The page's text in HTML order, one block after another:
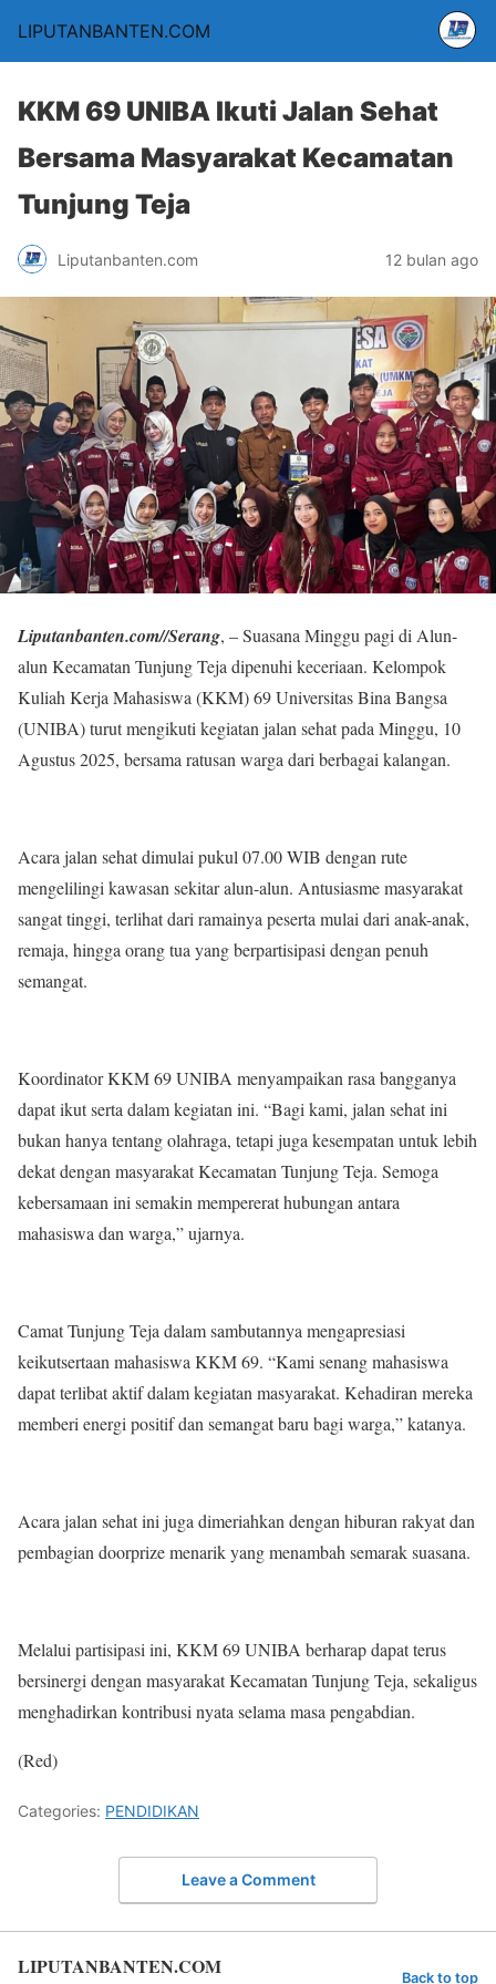
LIPUTANBANTEN.COM
KKM 69 UNIBA Ikuti Jalan Sehat
Bersama Masyarakat Kecamatan
Tunjung Teja
Liputanbanten.com 12 bulan ago
Liputanbanten.com//Serang, – Suasana Minggu pagi di Alun-
alun Kecamatan Tunjung Teja dipenuhi keceriaan. Kelompok
Kuliah Kerja Mahasiswa (KKM) 69 Universitas Bina Bangsa
(UNIBA) turut mengikuti kegiatan jalan sehat pada Minggu, 10
Agustus 2025, bersama ratusan warga dari berbagai kalangan.
Acara jalan sehat dimulai pukul 07.00 WIB dengan rute
mengelilingi kawasan sekitar alun-alun. Antusiasme masyarakat
sangat tinggi, terlihat dari ramainya peserta mulai dari anak-anak,
remaja, hingga orang tua yang berpartisipasi dengan penuh
semangat.
Koordinator KKM 69 UNIBA menyampaikan rasa bangganya
dapat ikut serta dalam kegiatan ini. “Bagi kami, jalan sehat ini
bukan hanya tentang olahraga, tetapi juga kesempatan untuk lebih
dekat dengan masyarakat Kecamatan Tunjung Teja. Semoga
kebersamaan ini semakin mempererat hubungan antara
mahasiswa dan warga,” ujarnya.
Camat Tunjung Teja dalam sambutannya mengapresiasi
keikutsertaan mahasiswa KKM 69. “Kami senang mahasiswa
dapat terlibat aktif dalam kegiatan masyarakat. Kehadiran mereka
memberi energi positif dan semangat baru bagi warga,” katanya.
Acara jalan sehat ini juga dimeriahkan dengan hiburan rakyat dan
pembagian doorprize menarik yang menambah semarak suasana.
Melalui partisipasi ini, KKM 69 UNIBA berharap dapat terus
bersinergi dengan masyarakat Kecamatan Tunjung Teja, sekaligus
menghadirkan kontribusi nyata selama masa pengabdian.
(Red)
Categories: PENDIDIKAN
Leave a Comment
LIPUTANBANTEN.COM Back to top